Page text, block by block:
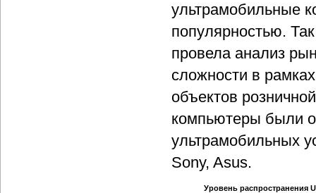
ультрамобильные
популярностью.
провела анализ
сложности в
объектов
компьютеры были
ультрамобильных
Sony, Asus.
Уровень распространения